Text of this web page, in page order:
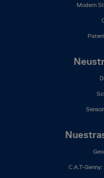
Modern
C.A.T-